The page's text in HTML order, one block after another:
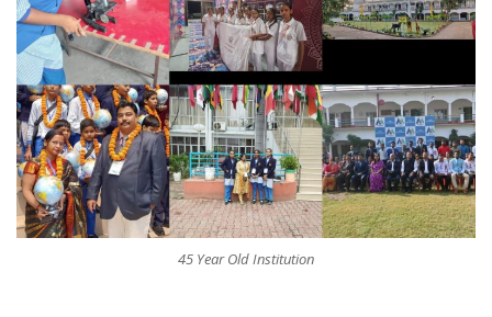
45 Year Old Institution